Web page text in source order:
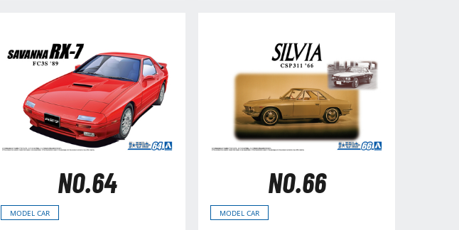
NO.64
MODEL CAR
NO.66
MODEL CAR